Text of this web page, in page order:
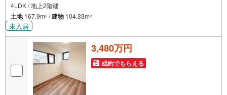
4LDK / 地上2階建
土地167.9m2 /建物 104.33m2
未入居
3,480万円
成約でもらえる